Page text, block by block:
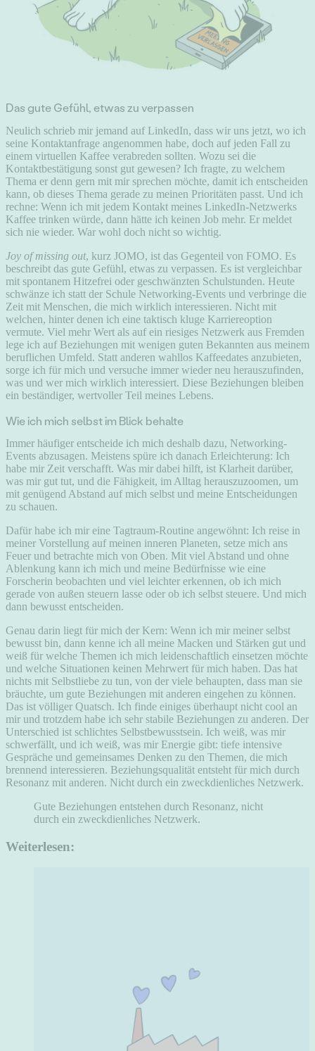
Das gute Gefühl, etwas zu verpassen
Neulich schrieb mir jemand auf LinkedIn, dass wir uns jetzt, wo ich
seine Kontaktanfrage angenommen habe, doch auf jeden Fall zu
einem virtuellen Kaffee verabreden sollten. Wozu sei die
Kontaktbestätigung sonst gut gewesen? Ich fragte, zu welchem
Thema er denn gern mit mir sprechen möchte, damit ich entscheiden
kann, ob dieses Thema gerade zu meinen Prioritäten passt. Und ich
rechne: Wenn ich mit jedem Kontakt meines LinkedIn-Netzwerks
Kaffee trinken würde, dann hätte ich keinen Job mehr. Er meldet
sich nie wieder. War wohl doch nicht so wichtig.
Joy of missing out, kurz JOMO, ist das Gegenteil von FOMO. Es
beschreibt das gute Gefühl, etwas zu verpassen. Es ist vergleichbar
mit spontanem Hitzefrei oder geschwänzten Schulstunden. Heute
schwänze ich statt der Schule Networking-Events und verbringe die
Zeit mit Menschen, die mich wirklich interessieren. Nicht mit
welchen, hinter denen ich eine taktisch kluge Karriereoption
vermute. Viel mehr Wert als auf ein riesiges Netzwerk aus Fremden
lege ich auf Beziehungen mit wenigen guten Bekannten aus meinem
beruflichen Umfeld. Statt anderen wahllos Kaffeedates anzubieten,
sorge ich für mich und versuche immer wieder neu herauszufinden,
was und wer mich wirklich interessiert. Diese Beziehungen bleiben
ein beständiger, wertvoller Teil meines Lebens.
Wie ich mich selbst im Blick behalte
Immer häufiger entscheide ich mich deshalb dazu, Networking-
Events abzusagen. Meistens spüre ich danach Erleichterung: Ich
habe mir Zeit verschafft. Was mir dabei hilft, ist Klarheit darüber,
was mir gut tut, und die Fähigkeit, im Alltag herauszuzoomen, um
mit genügend Abstand auf mich selbst und meine Entscheidungen
zu schauen.
Dafür habe ich mir eine Tagtraum-Routine angewöhnt: Ich reise in
meiner Vorstellung auf meinen inneren Planeten, setze mich ans
Feuer und betrachte mich von Oben. Mit viel Abstand und ohne
Ablenkung kann ich mich und meine Bedürfnisse wie eine
Forscherin beobachten und viel leichter erkennen, ob ich mich
gerade von außen steuern lasse oder ob ich selbst steuere. Und mich
dann bewusst entscheiden.
Genau darin liegt für mich der Kern: Wenn ich mir meiner selbst
bewusst bin, dann kenne ich all meine Macken und Stärken gut und
weiß für welche Themen ich mich leidenschaftlich einsetzen möchte
und welche Situationen keinen Mehrwert für mich haben. Das hat
nichts mit Selbstliebe zu tun, von der viele behaupten, dass man sie
bräuchte, um gute Beziehungen mit anderen eingehen zu können.
Das ist völliger Quatsch. Ich finde einiges überhaupt nicht cool an
mir und trotzdem habe ich sehr stabile Beziehungen zu anderen. Der
Unterschied ist schlichtes Selbstbewusstsein. Ich weiß, was mir
schwerfällt, und ich weiß, was mir Energie gibt: tiefe intensive
Gespräche und gemeinsames Denken zu den Themen, die mich
brennend interessieren. Beziehungsqualität entsteht für mich durch
Resonanz mit anderen. Nicht durch ein zweckdienliches Netzwerk.
Gute Beziehungen entstehen durch Resonanz, nicht
durch ein zweckdienliches Netzwerk.
Weiterlesen: